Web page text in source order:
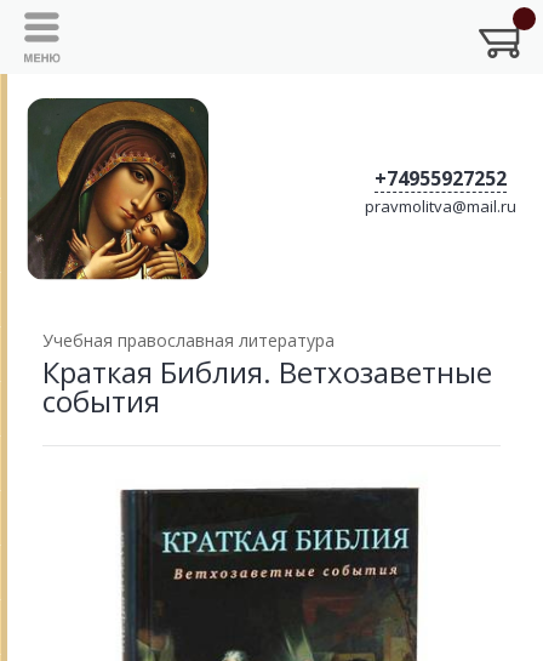
+74955927252
pravmolitva@mail.ru
Учебная православная литература
Краткая Библия. Ветхозаветные
события